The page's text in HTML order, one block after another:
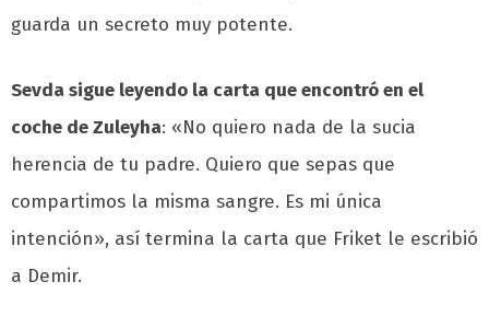
guarda un secreto muy potente.
Sevda sigue leyendo la carta que encontró en el
coche de Zuleyha: «No quiero nada de la sucia
herencia de tu padre. Quiero que sepas que
compartimos la misma sangre. Es mi única
intención», así termina la carta que Friket le escribió
a Demir.